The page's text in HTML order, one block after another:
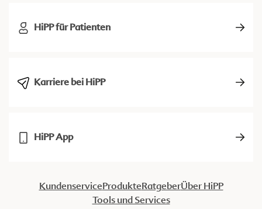
HiPP für Patienten
Karriere bei HiPP
HiPP App
KundenserviceProdukteRatgeberÜber HiPP
Tools und Services